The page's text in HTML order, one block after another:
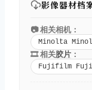
影像器材档
📷 相关相机：
Minolta
🎞️ 相关胶片 ：
Fujifilm